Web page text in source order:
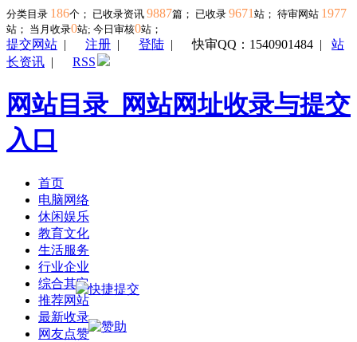
分类目录 186个； 已收录资讯 9887篇； 已收录 9671 站； 待审网站 1977
站； 当月收录0站; 今日审核0站；
提交网站 | 注册 | 登陆 |快审QQ：1540901484 | 站
长资讯 | RSS
网站目录_网站网址收录与提交
入口
首页
电脑网络
休闲娱乐
教育文化
生活服务
行业企业
综合其它
推荐网站
最新收录
网友点赞